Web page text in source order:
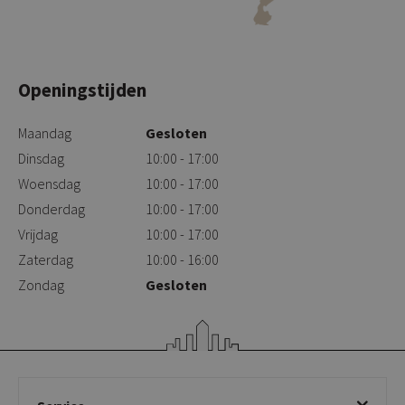
Openingstijden
Maandag
Gesloten
Dinsdag
10:00 - 17:00
Woensdag
10:00 - 17:00
Donderdag
10:00 - 17:00
Vrijdag
10:00 - 17:00
Zaterdag
10:00 - 16:00
Zondag
Gesloten